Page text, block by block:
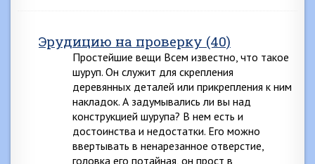
Эрудицию на проверку (40)
Простейшие вещи Всем известно, что такое
шуруп. Он служит для скрепления
деревянных деталей или прикрепления к ним
накладок. А задумывались ли вы над
конструкцией шурупа? В нем есть и
достоинства и недостатки. Его можно
ввертывать в ненарезанное отверстие,
головка его потайная, он прост в